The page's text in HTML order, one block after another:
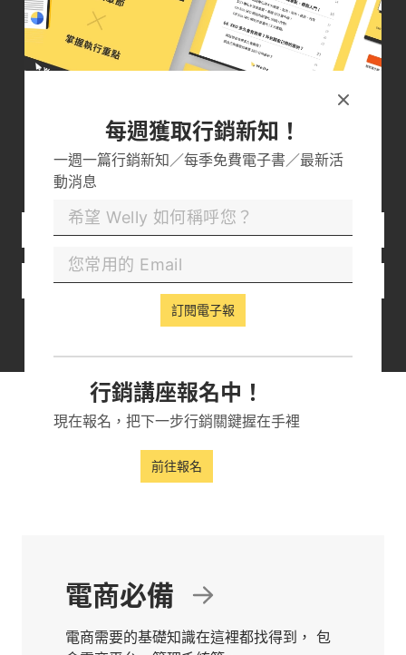
每週獲取行銷新知！
一週一篇行銷新知／每季免費電子書／最新活
動消息
訂閱電子報
行銷講座報名中！
現在報名，把下一步行銷關鍵握在手裡
前往報名
想收到 Welly 彙整的國內外行
銷新知？
每週一篇新知報
一季一本電子書
訂閱電子報
其他主題
電商必備
電商需要的基礎知識在這裡都找得到， 包